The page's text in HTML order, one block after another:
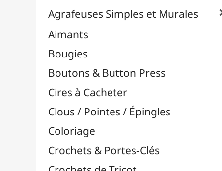
Feuilles Métallisées & Foils
Feutrines & Caoutchouc Mousse
Fibres & Raphia
Fil Nylon & Elastiques
Fils Métalliques
Fleurs en Papier & Décors
Horlogerie - Mécanismes & Aiguilles
Masques
Massicots & Lames
Oeillets & Rivets
Petites Pinces